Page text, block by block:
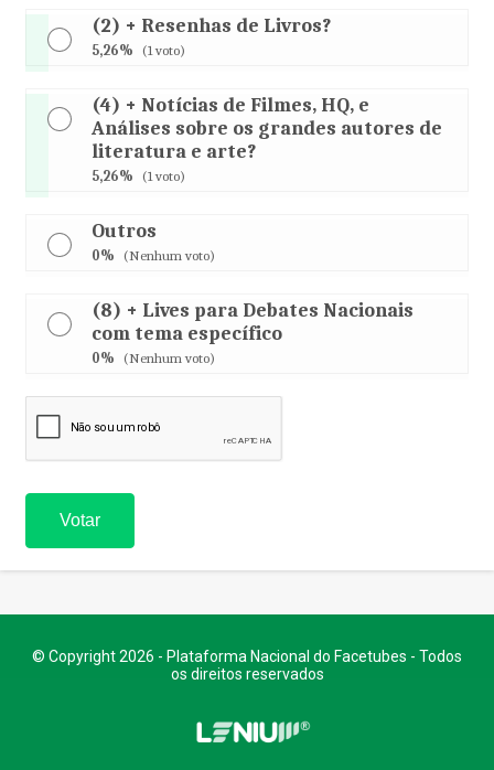
(2) + Resenhas de Livros?
5,26% (1 voto)
(4) + Notícias de Filmes, HQ, e
Análises sobre os grandes autores de
literatura e arte?
5,26% (1 voto)
Outros
0% (Nenhum voto)
(8) + Lives para Debates Nacionais
com tema específico
0% (Nenhum voto)
© Copyright 2026 - Plataforma Nacional do Facetubes - Todos
os direitos reservados